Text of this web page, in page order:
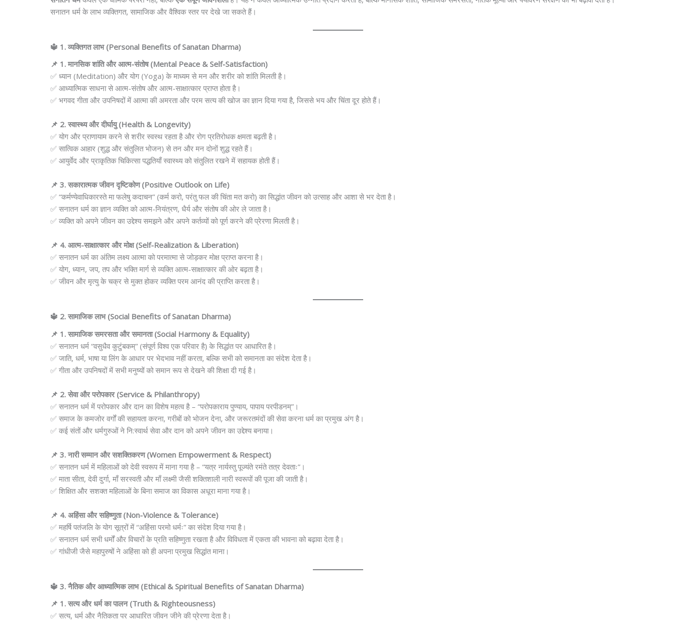
सनातन धर्म के लाभ व्यक्तिगत, सामाजिक और वैश्विक स्तर पर देखे जा सकते हैं।
🔱 1. व्यक्तिगत लाभ (Personal Benefits of Sanatan Dharma)
📌 1. मानसिक शांति और आत्म-संतोष (Mental Peace & Self-Satisfaction)
✅ ध्यान (Meditation) और योग (Yoga) के माध्यम से मन और शरीर को शांति मिलती है।
✅ आध्यात्मिक साधना से आत्म-संतोष और आत्म-साक्षात्कार प्राप्त होता है।
✅ भगवद गीता और उपनिषदों में आत्मा की अमरता और परम सत्य की खोज का ज्ञान दिया गया है, जिससे भय और चिंता दूर होते हैं।
📌 2. स्वास्थ्य और दीर्घायु (Health & Longevity)
✅ योग और प्राणायाम करने से शरीर स्वस्थ रहता है और रोग प्रतिरोधक क्षमता बढ़ती है।
✅ सात्विक आहार (शुद्ध और संतुलित भोजन) से तन और मन दोनों शुद्ध रहते हैं।
✅ आयुर्वेद और प्राकृतिक चिकित्सा पद्धतियाँ स्वास्थ्य को संतुलित रखने में सहायक होती हैं।
📌 3. सकारात्मक जीवन दृष्टिकोण (Positive Outlook on Life)
✅ “कर्मण्येवाधिकारस्ते मा फलेषु कदाचन” (कर्म करो, परंतु फल की चिंता मत करो) का सिद्धांत जीवन को उत्साह और आशा से भर देता है।
✅ सनातन धर्म का ज्ञान व्यक्ति को आत्म-नियंत्रण, धैर्य और संतोष की ओर ले जाता है।
✅ व्यक्ति को अपने जीवन का उद्देश्य समझने और अपने कर्तव्यों को पूर्ण करने की प्रेरणा मिलती है।
📌 4. आत्म-साक्षात्कार और मोक्ष (Self-Realization & Liberation)
✅ सनातन धर्म का अंतिम लक्ष्य आत्मा को परमात्मा से जोड़कर मोक्ष प्राप्त करना है।
✅ योग, ध्यान, जप, तप और भक्ति मार्ग से व्यक्ति आत्म-साक्षात्कार की ओर बढ़ता है।
✅ जीवन और मृत्यु के चक्र से मुक्त होकर व्यक्ति परम आनंद की प्राप्ति करता है।
🔱 2. सामाजिक लाभ (Social Benefits of Sanatan Dharma)
📌 1. सामाजिक समरसता और समानता (Social Harmony & Equality)
✅ सनातन धर्म “वसुधैव कुटुंबकम्” (संपूर्ण विश्व एक परिवार है) के सिद्धांत पर आधारित है।
✅ जाति, धर्म, भाषा या लिंग के आधार पर भेदभाव नहीं करता, बल्कि सभी को समानता का संदेश देता है।
✅ गीता और उपनिषदों में सभी मनुष्यों को समान रूप से देखने की शिक्षा दी गई है।
📌 2. सेवा और परोपकार (Service & Philanthropy)
✅ सनातन धर्म में परोपकार और दान का विशेष महत्व है – “परोपकाराय पुण्याय, पापाय परपीडनम्”।
✅ समाज के कमजोर वर्गों की सहायता करना, गरीबों को भोजन देना, और जरूरतमंदों की सेवा करना धर्म का प्रमुख अंग है।
✅ कई संतों और धर्मगुरुओं ने नि:स्वार्थ सेवा और दान को अपने जीवन का उद्देश्य बनाया।
📌 3. नारी सम्मान और सशक्तिकरण (Women Empowerment & Respect)
✅ सनातन धर्म में महिलाओं को देवी स्वरूप में माना गया है – “यत्र नार्यस्तु पूज्यंते रमंते तत्र देवताः”।
✅ माता सीता, देवी दुर्गा, माँ सरस्वती और माँ लक्ष्मी जैसी शक्तिशाली नारी स्वरूपों की पूजा की जाती है।
✅ शिक्षित और सशक्त महिलाओं के बिना समाज का विकास अधूरा माना गया है।
📌 4. अहिंसा और सहिष्णुता (Non-Violence & Tolerance)
✅ महर्षि पतंजलि के योग सूत्रों में “अहिंसा परमो धर्मः” का संदेश दिया गया है।
✅ सनातन धर्म सभी धर्मों और विचारों के प्रति सहिष्णुता रखता है और विविधता में एकता की भावना को बढ़ावा देता है।
✅ गांधीजी जैसे महापुरुषों ने अहिंसा को ही अपना प्रमुख सिद्धांत माना।
🔱 3. नैतिक और आध्यात्मिक लाभ (Ethical & Spiritual Benefits of Sanatan Dharma)
📌 1. सत्य और धर्म का पालन (Truth & Righteousness)
✅ सत्य, धर्म और नैतिकता पर आधारित जीवन जीने की प्रेरणा देता है।